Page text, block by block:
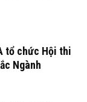
tổ chức Hội thi
Ngành